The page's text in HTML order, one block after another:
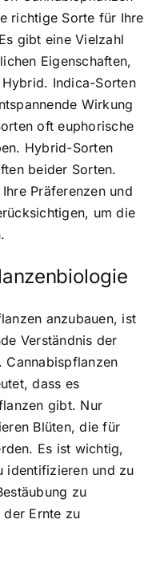
richtige Sorte für Ihre
gibt eine Vielzahl
Eigenschaften,
Indica-Sorten
Wirkung
oft euphorische
Hybrid-Sorten
beider Sorten.
Präferenzen und
um die
anzubauen, ist
Verständnis der
Cannabispflanzen
dass es
gibt. Nur
Blüten, die für
Es ist wichtig,
identifizieren und zu
zu
Ernte zu